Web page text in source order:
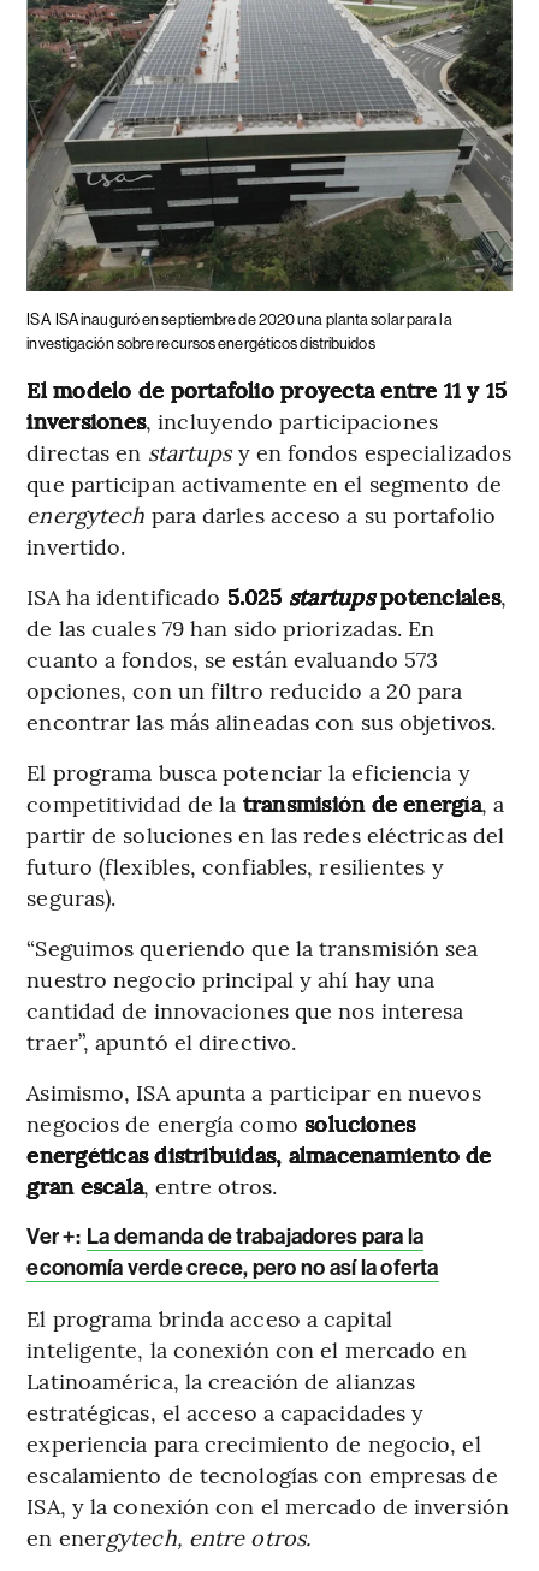
ISA ISA inauguró en septiembre de 2020 una planta solar para la
investigación sobre recursos energéticos distribuidos
El modelo de portafolio proyecta entre 11 y 15
inversiones, incluyendo participaciones
directas en startups y en fondos especializados
que participan activamente en el segmento de
energytech para darles acceso a su portafolio
invertido.
ISA ha identificado 5.025 startupspotenciales,
de las cuales 79 han sido priorizadas. En
cuanto a fondos, se están evaluando 573
opciones, con un filtro reducido a 20 para
encontrar las más alineadas con sus objetivos.
El programa busca potenciar la eficiencia y
competitividad de la transmisión de energía, a
partir de soluciones en las redes eléctricas del
futuro (flexibles, confiables, resilientes y
seguras).
“Seguimos queriendo que la transmisión sea
nuestro negocio principal y ahí hay una
cantidad de innovaciones que nos interesa
traer”, apuntó el directivo.
Asimismo, ISA apunta a participar en nuevos
negocios de energía como soluciones
energéticas distribuidas, almacenamiento de
gran escala, entre otros.
Ver +: La demanda de trabajadores para la
economía verde crece, pero no así la oferta
El programa brinda acceso a capital
inteligente, la conexión con el mercado en
Latinoamérica, la creación de alianzas
estratégicas, el acceso a capacidades y
experiencia para crecimiento de negocio, el
escalamiento de tecnologías con empresas de
ISA, y la conexión con el mercado de inversión
en energytech, entre otros.